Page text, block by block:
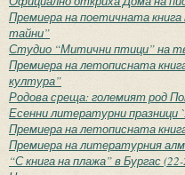
Премиера на поетичната
тайни”
Студио “Митични птици” на
Премиера на летописната
култура”
Родова среща: големият род
Есенни литературни празници
Премиера на летописната
Премиера на литературния
“С книга на плажа” в Бургас